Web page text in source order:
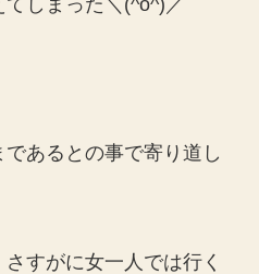
しまった＼(^o^)／
あるとの事で寄り道し
すがに女一人では行く